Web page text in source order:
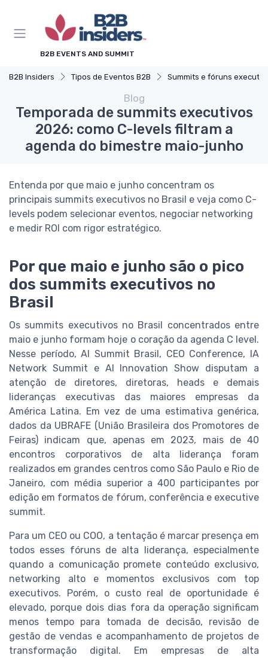
B2B EVENTS AND SUMMIT
B2B Insiders Tipos de Eventos B2B Summits e fóruns executivos
Blog
Temporada de summits executivos
2026: como C-levels filtram a
agenda do bimestre maio-junho
Entenda por que maio e junho concentram os
principais summits executivos no Brasil e veja como C-
levels podem selecionar eventos, negociar networking
e medir ROI com rigor estratégico.
Por que maio e junho são o pico
dos summits executivos no
Brasil
Os summits executivos no Brasil concentrados entre
maio e junho formam hoje o coração da agenda C level.
Nesse período, AI Summit Brasil, CEO Conference, IA
Network Summit e AI Innovation Show disputam a
atenção de diretores, diretoras, heads e demais
lideranças executivas das maiores empresas da
América Latina. Em vez de uma estimativa genérica,
dados da UBRAFE (União Brasileira dos Promotores de
Feiras) indicam que, apenas em 2023, mais de 40
encontros corporativos de alta liderança foram
realizados em grandes centros como São Paulo e Rio de
Janeiro, com média superior a 400 participantes por
edição em formatos de fórum, conferência e executive
summit.
Para um CEO ou COO, a tentação é marcar presença em
todos esses fóruns de alta liderança, especialmente
quando a comunicação promete conteúdo exclusivo,
networking alto e momentos exclusivos com top
executivos. Porém, o custo real de oportunidade é
elevado, porque dois dias fora da operação significam
menos tempo para tomada de decisão, revisão de
gestão de vendas e acompanhamento de projetos de
transformação digital. Em empresas de alta